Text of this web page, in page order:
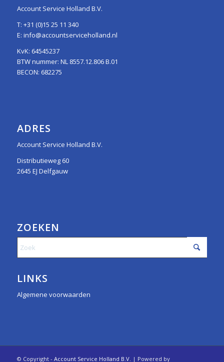
Account Service Holland B.V.
T: +31 (0)15 25 11 340
E: info@accountserviceholland.nl
KvK: 64545237
BTW nummer: NL 8557.12.806 B.01
BECON: 682275
ADRES
Account Service Holland B.V.
Distributieweg 60
2645 EJ Delfgauw
ZOEKEN
LINKS
Algemene voorwaarden
© Copyright - Account Service Holland B.V. | Powered by